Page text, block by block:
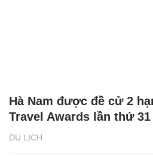
DU LỊCH
Hà Nam được đề cử 2
Travel Awards lần thứ 31